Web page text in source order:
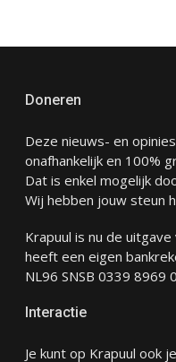
Doneren
Deze nieuws- en
onafhankelijk en 100%
Dat is enkel mogelijk
Wij hebben jouw steun
Krapuul is nu de
heeft een eigen
NL96 SNSB 0339 8969
Interactie
Je kunt op Krapuul ook